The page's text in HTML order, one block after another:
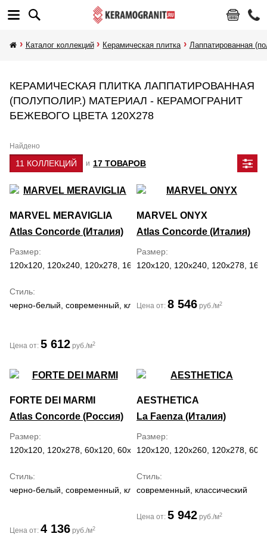
Каталог коллекций Керамическая плитка Лаппатированная
КЕРАМИЧЕСКАЯ ПЛИТКА ЛАППАТИРОВАННАЯ
(ПОЛУПОЛИР.) МАТЕРИАЛ - КЕРАМОГРАНИТ
БЕЖЕВОГО ЦВЕТА 120Х278
Найдено
11 КОЛЛЕКЦИЙ и 17 ТОВАРОВ
MARVEL MERAVIGLIA
Atlas Concorde (Италия)
Размер
120x120, 120x240, 120x278, 160x320, 30x60, 59.5x118.2,
Стиль
черно-белый, современный, классический,
Цена от: 5 612 руб./м2
MARVEL ONYX
Atlas Concorde (Италия)
Размер
120x120, 120x240, 120x278,
Цена от: 8 546 руб./м2
FORTE DEI MARMI
Atlas Concorde (Россия)
Размер
120x120, 120x278, 60x120, 60x60, 80x160, 80x80
Стиль
черно-белый, современный, классический
Цена от: 4 136 руб./м2
AESTHETICA
La Faenza (Италия)
Размер
120x120, 120x260, 120x278,
Стиль
современный, классический
Цена от: 5 942 руб./м2